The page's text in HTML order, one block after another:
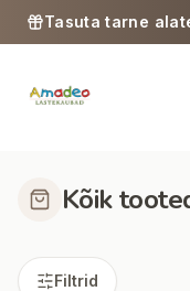
Skip to content
Tasuta tarne
Kool
Kõik
Filtrid